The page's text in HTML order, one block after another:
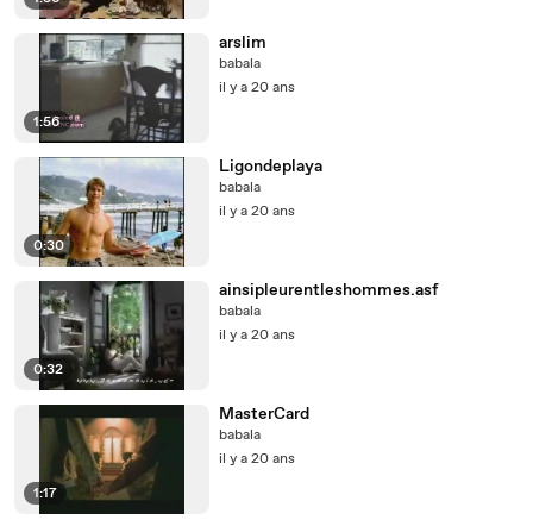
1:56
arslim
babala
il y a 20 ans
0:30
Ligondeplaya
babala
il y a 20 ans
0:32
ainsipleurentleshommes.asf
babala
il y a 20 ans
1:17
MasterCard
babala
il y a 20 ans